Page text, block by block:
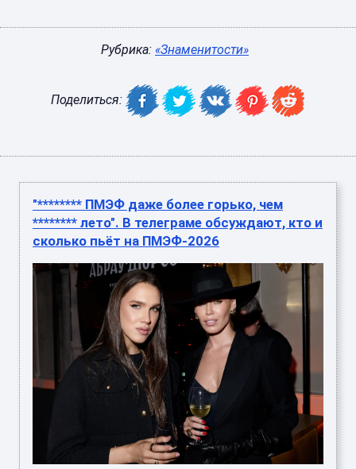
Рубрика: «Знаменитости»
Поделиться:
"******** ПМЭФ даже более горько, чем
******** лето". В телеграме обсуждают, кто и
сколько пьёт на ПМЭФ-2026